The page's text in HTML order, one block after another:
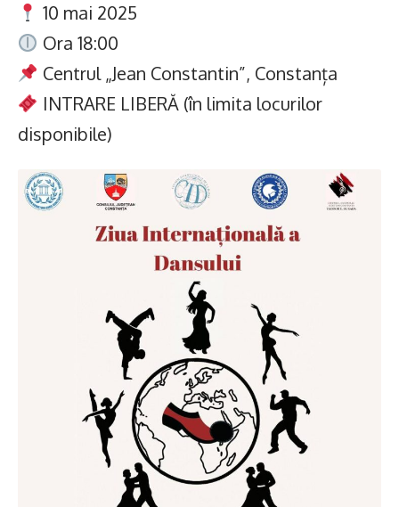
10 mai 2025
Ora 18:00
Centrul „Jean Constantin”, Constanța
INTRARE LIBERĂ (în limita locurilor
disponibile)